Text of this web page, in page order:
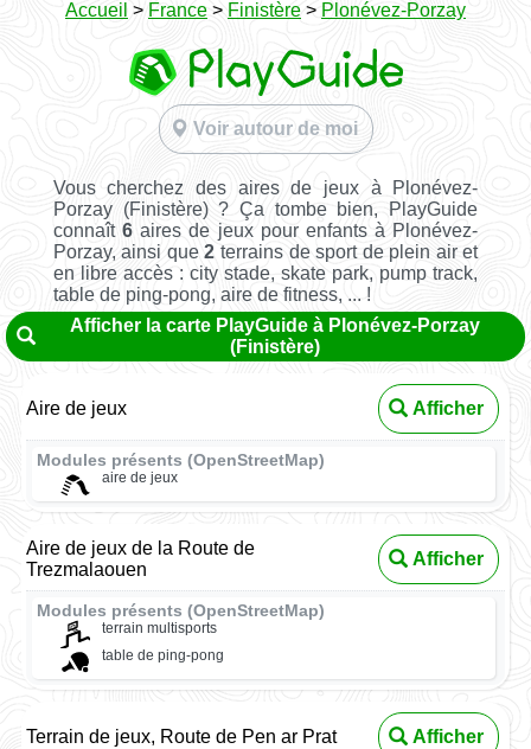
Accueil > France > Finistère > Plonévez-Porzay
Voir autour de moi
Vous cherchez des aires de jeux à Plonévez-
Porzay (Finistère) ? Ça tombe bien, PlayGuide
connaît 6aires de jeux pour enfants à Plonévez-
Porzay, ainsi que2 terrains de sport de plein air et
en libre accès : city stade, skate park, pump track,
table de ping-pong, aire de fitness, ... !
Afficher la carte PlayGuide à Plonévez-Porzay
(Finistère)
Aire de jeux Afficher
Modules présents (OpenStreetMap)
aire de jeux
Aire de jeux de la Route de
Trezmalaouen
Afficher
Modules présents (OpenStreetMap)
terrain multisports
table de ping-pong
Terrain de jeux, Route de Pen ar Prat Afficher